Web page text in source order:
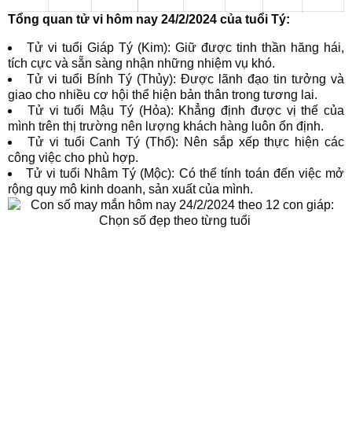
Tổng quan tử vi hôm nay 24/2/2024 của tuổi Tý:
Tử vi tuổi Giáp Tý (Kim): Giữ được tinh thần hăng hái,
tích cực và sẵn sàng nhận những nhiệm vụ khó.
Tử vi tuổi Bính Tý (Thủy): Được lãnh đạo tin tưởng và
giao cho nhiều cơ hội thể hiện bản thân trong tương lai.
Tử vi tuổi Mậu Tý (Hỏa): Khẳng định được vị thế của
mình trên thị trường nên lượng khách hàng luôn ổn định.
Tử vi tuổi Canh Tý (Thổ): Nên sắp xếp thực hiện các
công việc cho phù hợp.
Tử vi tuổi Nhâm Tý (Mộc): Có thể tính toán đến việc mở
rộng quy mô kinh doanh, sản xuất của mình.